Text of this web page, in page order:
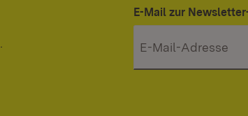
E-Mail zur